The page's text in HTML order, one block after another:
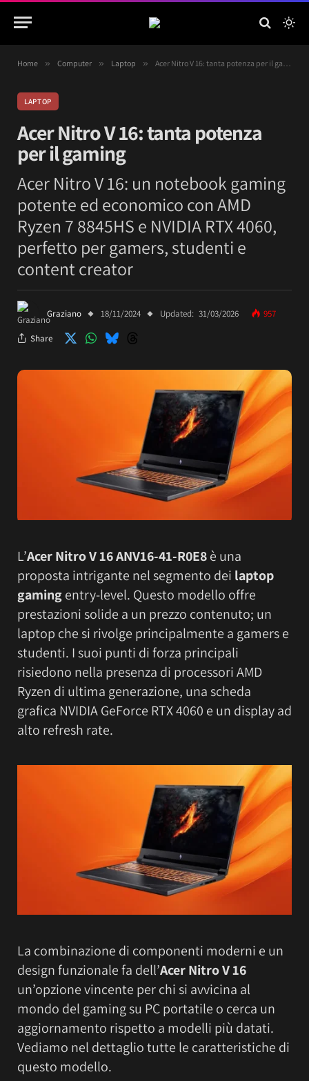
Home » Computer » Laptop » Acer Nitro V 16: tanta potenza per il gaming
LAPTOP
Acer Nitro V 16: tanta potenza
per il gaming
Acer Nitro V 16: un notebook gaming
potente ed economico con AMD
Ryzen 7 8845HS e NVIDIA RTX 4060,
perfetto per gamers, studenti e
content creator
Graziano 18/11/2024 Updated: 31/03/2026 957
Share
L’Acer Nitro V 16 ANV16-41-R0E8è una
proposta intrigante nel segmento dei laptop
gamingentry-level. Questo modello offre
prestazioni solide a un prezzo contenuto; un
laptop che si rivolge principalmente a gamers e
studenti. I suoi punti di forza principali
risiedono nella presenza di processori AMD
Ryzen di ultima generazione, una scheda
grafica NVIDIA GeForce RTX 4060 e un display ad
alto refresh rate.
La combinazione di componenti moderni e un
design funzionale fa dell’Acer Nitro V 16
un’opzione vincente per chi si avvicina al
mondo del gaming su PC portatile o cerca un
aggiornamento rispetto a modelli più datati.
Vediamo nel dettaglio tutte le caratteristiche di
questo modello.